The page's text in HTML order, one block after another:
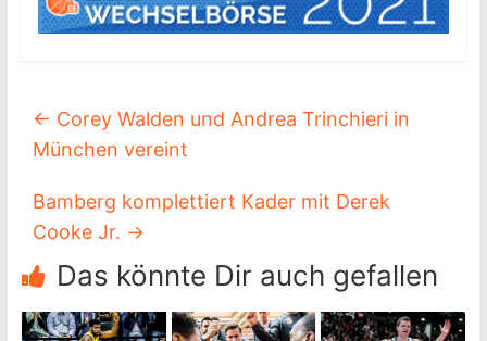
← Corey Walden und Andrea Trinchieri in
München vereint
Bamberg komplettiert Kader mit Derek
Cooke Jr. →
Das könnte Dir auch gefallen